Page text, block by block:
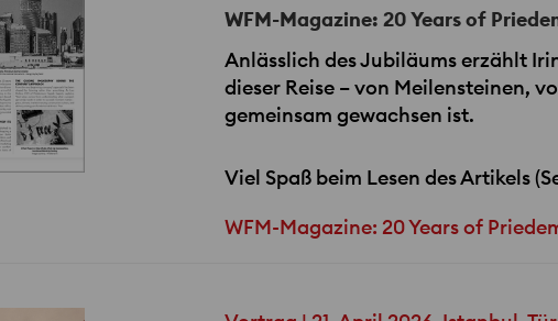
WFM-Magazine: 20 Years of
Anlässlich des Jubiläums erzählt
dieser Reise – von Meilensteinen,
gemeinsam gewachsen ist.
Viel Spaß beim Lesen des Artikels
WFM-Magazine: 20 Years of